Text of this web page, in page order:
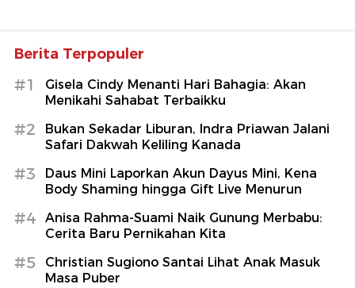
Berita Terpopuler
#1
Gisela Cindy Menanti Hari Bahagia: Akan
Menikahi Sahabat Terbaikku
#2
Bukan Sekadar Liburan, Indra Priawan Jalani
Safari Dakwah Keliling Kanada
#3
Daus Mini Laporkan Akun Dayus Mini, Kena
Body Shaming hingga Gift Live Menurun
#4
Anisa Rahma-Suami Naik Gunung Merbabu:
Cerita Baru Pernikahan Kita
#5
Christian Sugiono Santai Lihat Anak Masuk
Masa Puber